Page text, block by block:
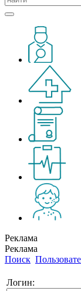
Реклама
Реклама
Поиск
Логин: